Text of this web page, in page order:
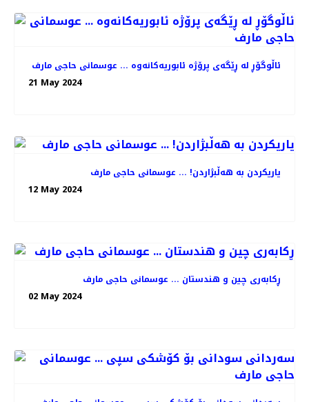
ئاڵوگۆڕ لە ڕێگەی پرۆژە ئابوریەکانەوە ... عوسمانی حاجی مارف
21 May 2024
یاریکردن بە هەڵبژاردن! ... عوسمانی حاجی مارف
12 May 2024
ڕکابەری چین و هندستان ... عوسمانی حاجی مارف
02 May 2024